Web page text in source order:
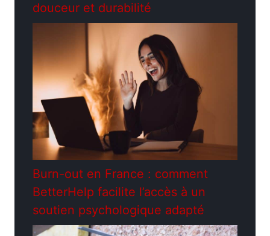
douceur et durabilité
Burn-out en France : comment
BetterHelp facilite l’accès à un
soutien psychologique adapté